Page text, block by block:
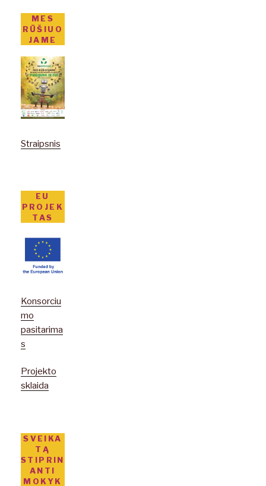
MES
RŪŠIUO
JAME
Straipsnis
EU
PROJEK
TAS
Konsorciu
mo
pasitarima
s
Projekto
sklaida
SVEIKA
TĄ
STIPRIN
ANTI
MOKYK